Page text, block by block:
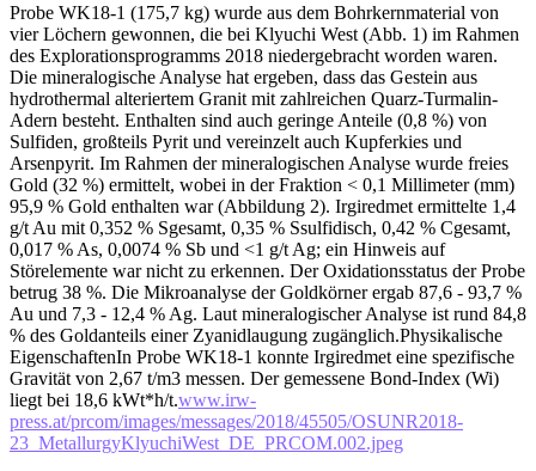
Probe WK18-1 (175,7 kg) wurde aus dem Bohrkernmaterial von
vier Löchern gewonnen, die bei Klyuchi West (Abb. 1) im Rahmen
des Explorationsprogramms 2018 niedergebracht worden waren.
Die mineralogische Analyse hat ergeben, dass das Gestein aus
hydrothermal alteriertem Granit mit zahlreichen Quarz-Turmalin-
Adern besteht. Enthalten sind auch geringe Anteile (0,8 %) von
Sulfiden, großteils Pyrit und vereinzelt auch Kupferkies und
Arsenpyrit. Im Rahmen der mineralogischen Analyse wurde freies
Gold (32 %) ermittelt, wobei in der Fraktion < 0,1 Millimeter (mm)
95,9 % Gold enthalten war (Abbildung 2). Irgiredmet ermittelte 1,4
g/t Au mit 0,352 % Sgesamt, 0,35 % Ssulfidisch, 0,42 % Cgesamt,
0,017 % As, 0,0074 % Sb und <1 g/t Ag; ein Hinweis auf
Störelemente war nicht zu erkennen. Der Oxidationsstatus der Probe
betrug 38 %. Die Mikroanalyse der Goldkörner ergab 87,6 - 93,7 %
Au und 7,3 - 12,4 % Ag. Laut mineralogischer Analyse ist rund 84,8
% des Goldanteils einer Zyanidlaugung zugänglich.Physikalische
EigenschaftenIn Probe WK18-1 konnte Irgiredmet eine spezifische
Gravität von 2,67 t/m3 messen. Der gemessene Bond-Index (Wi)
liegt bei 18,6 kWt*h/t.www.irw-
press.at/prcom/images/messages/2018/45505/OSUNR2018-
23_MetallurgyKlyuchiWest_DE_PRCOM.002.jpeg